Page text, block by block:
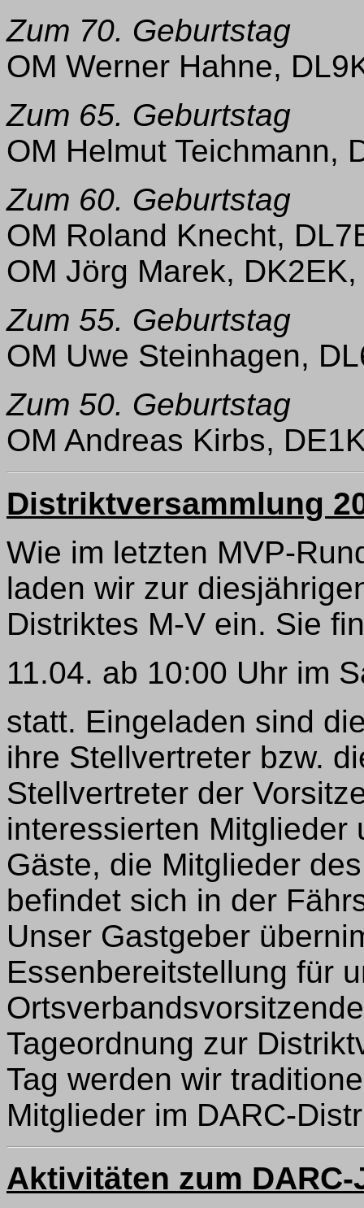
Zum 70. Geburtstag
OM Werner Hahne,
Zum 65. Geburtstag
OM Helmut Teichmann,
Zum 60. Geburtstag
OM Roland Knecht,
OM Jörg Marek,
Zum 55. Geburtstag
OM Uwe Steinhagen,
Zum 50. Geburtstag
OM Andreas Kirbs,
Distriktversammlung
Wie im letzten MVP-
laden wir zur
Distriktes M-V ein. Sie
11.04. ab 10:00 Uhr im
statt. Eingeladen sind
ihre Stellvertreter bzw.
Stellvertreter der
interessierten Mitglieder
Gäste, die Mitglieder
befindet sich in der
Unser Gastgeber
Essenbereitstellung für
Tageordnung zur
Tag werden wir
Mitglieder im DARC-
Aktivitäten zum